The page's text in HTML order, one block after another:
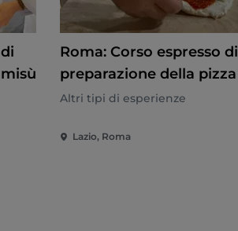
Roma: Corso espresso di
preparazione della pizza
Altri tipi di esperienze
Lazio, Roma